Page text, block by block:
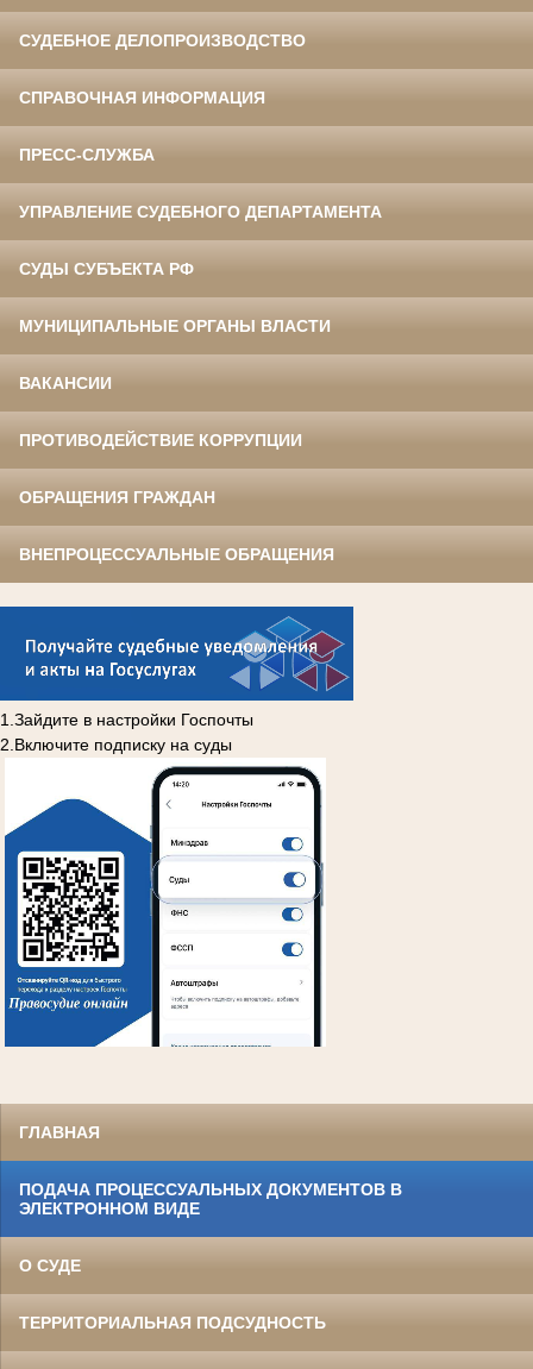
СУДЕБНОЕ ДЕЛОПРОИЗВОДСТВО
СПРАВОЧНАЯ ИНФОРМАЦИЯ
ПРЕСС-СЛУЖБА
УПРАВЛЕНИЕ СУДЕБНОГО ДЕПАРТАМЕНТА
СУДЫ СУБЪЕКТА РФ
МУНИЦИПАЛЬНЫЕ ОРГАНЫ ВЛАСТИ
ВАКАНСИИ
ПРОТИВОДЕЙСТВИЕ КОРРУПЦИИ
ОБРАЩЕНИЯ ГРАЖДАН
ВНЕПРОЦЕССУАЛЬНЫЕ ОБРАЩЕНИЯ
1.Зайдите в настройки Госпочты
2.Включите подписку на суды
ГЛАВНАЯ
ПОДАЧА ПРОЦЕССУАЛЬНЫХ ДОКУМЕНТОВ В
ЭЛЕКТРОННОМ ВИДЕ
О СУДЕ
ТЕРРИТОРИАЛЬНАЯ ПОДСУДНОСТЬ